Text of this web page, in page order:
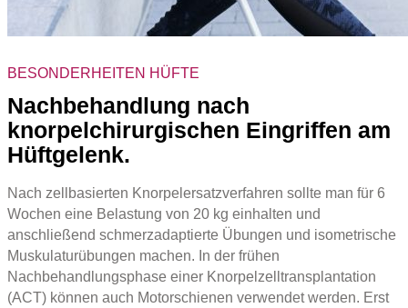
BESONDERHEITEN HÜFTE
Nachbehandlung nach
knorpelchirurgischen Eingriffen am
Hüftgelenk.
Nach zellbasierten Knorpelersatzverfahren sollte man für 6
Wochen eine Belastung von 20 kg einhalten und
anschließend schmerzadaptierte Übungen und isometrische
Muskulaturübungen machen. In der frühen
Nachbehandlungsphase einer Knorpelzelltransplantation
(ACT) können auch Motorschienen verwendet werden. Erst